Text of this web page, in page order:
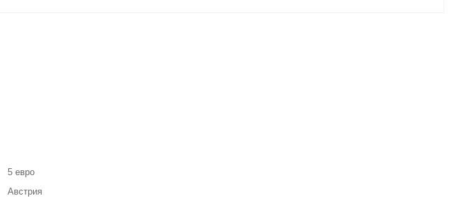
5 евро
Австрия